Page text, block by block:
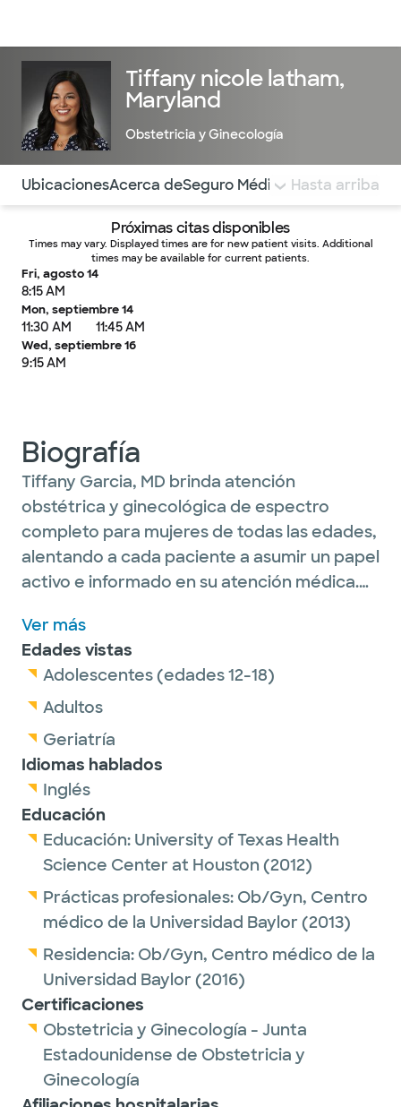
Tiffany nicole latham,
Maryland
Obstetricia y Ginecología
Utilice esta navegación para saltar rápidamente a
UbicacionesAcerca deSeguro Médico COMENTARIOS
Hasta arriba
Próximas citas disponibles
Times may vary. Displayed times are for new patient visits. Additional
times may be available for current patients.
Fri, agosto 14
8:15 AM
Mon, septiembre 14
11:30 AM 11:45 AM
Wed, septiembre 16
9:15 AM
Biografía
Tiffany Garcia, MD brinda atención
obstétrica y ginecológica de espectro
completo para mujeres de todas las edades,
alentando a cada paciente a asumir un papel
activo e informado en su atención médica.
mínimamente invasiva, incluida la cirugía
laparoscópica y robótica y la obstetricia
general.
Ver más
Edades vistas
Adolescentes (edades 12-18)
Adultos
Geriatría
Idiomas hablados
Inglés
Educación
Educación: University of Texas Health
Science Center at Houston (2012)
Prácticas profesionales: Ob/Gyn, Centro
médico de la Universidad Baylor (2013)
Residencia: Ob/Gyn, Centro médico de la
Universidad Baylor (2016)
Certificaciones
Obstetricia y Ginecología - Junta
Estadounidense de Obstetricia y
Ginecología